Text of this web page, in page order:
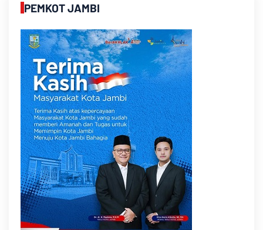
PEMKOT JAMBI